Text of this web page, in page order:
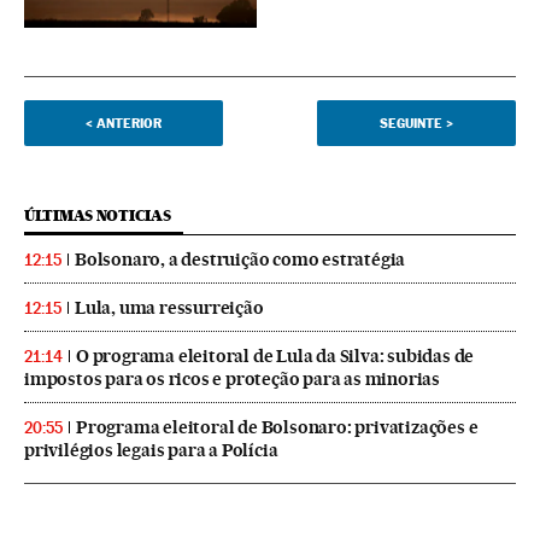
< ANTERIOR SEGUINTE >
ÚLTIMAS NOTICIAS
12:15 Bolsonaro, a destruição como estratégia
12:15 Lula, uma ressurreição
21:14
O programa eleitoral de Lula da Silva: subidas de
impostos para os ricos e proteção para as minorias
20:55
Programa eleitoral de Bolsonaro: privatizações e
privilégios legais para a Polícia